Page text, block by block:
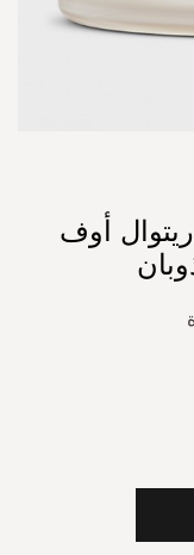
أوف